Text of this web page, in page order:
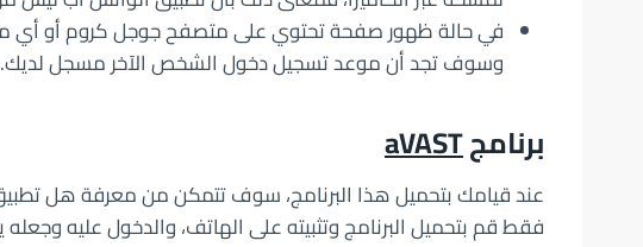
في حالة ظهور صفحة تحتوي على متصفح جوجل كروم أو أي
وسوف تجد أن موعد تسجيل دخول الشخص الآخر مسجل لديك.
برنامجaVAST
عند قيامك بتحميل هذا البرنامج، سوف تتمكن من معرفة هل
فقط قم بتحميل البرنامج وتثبيته على الهاتف، والدخول عليه